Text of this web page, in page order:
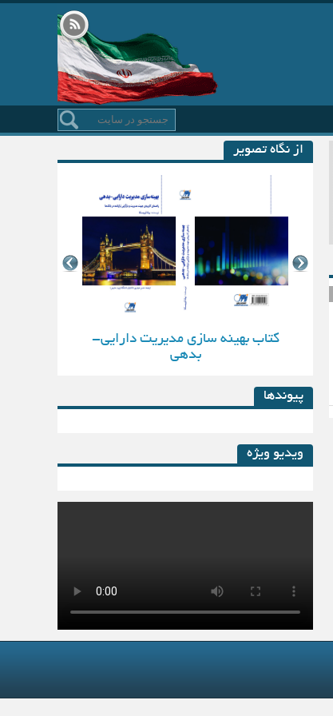
از نگاه تصویر
کتاب بهینه سازی مدیریت دارایی-
بدهی
پیوندها
ویدیو ویژه